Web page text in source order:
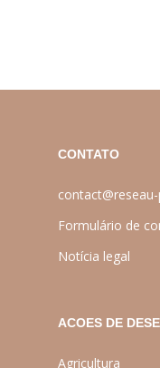
CONTATO
Formulário de
Notícia legal
ACOES DE
Agricultura